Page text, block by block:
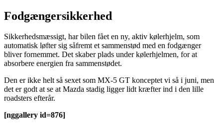
Fodgængersikkerhed
Sikkerhedsmæssigt, har bilen fået en ny, aktiv kølerhjelm, som
automatisk løfter sig såfremt et sammenstød med en fodgænger
bliver fornemmet. Det skaber plads under kølerhjelmen, for at
absorbere energien fra sammenstødet.
Den er ikke helt så sexet som MX-5 GT konceptet vi så i juni, men
det er godt at se at Mazda stadig ligger lidt kræfter ind i den lille
roadsters efterår.
[nggallery id=876]